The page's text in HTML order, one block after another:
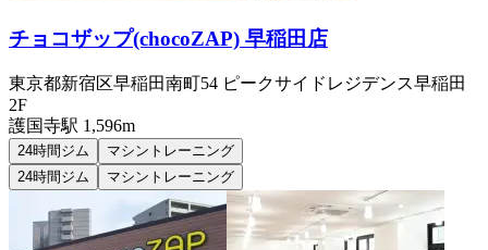
チョコザップ(chocoZAP) 早稲田店
東京都新宿区早稲田南町54 ピークサイドレジデンス早稲田
2F
護国寺駅 1,596m
24時間ジム
マシントレーニング
24時間ジム
マシントレーニング